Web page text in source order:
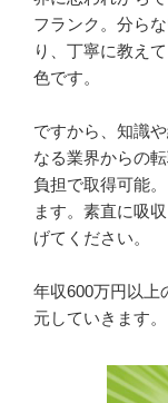
フランク。分ら
り、丁寧に教え
色です。
ですから、知識
なる業界からの
負担で取得可能
ます。素直に吸
げてください。
年収600万円以上
元していきます。